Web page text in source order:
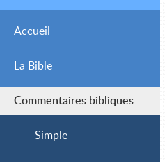
Accueil
La Bible
Commentaires bibliques
Simple